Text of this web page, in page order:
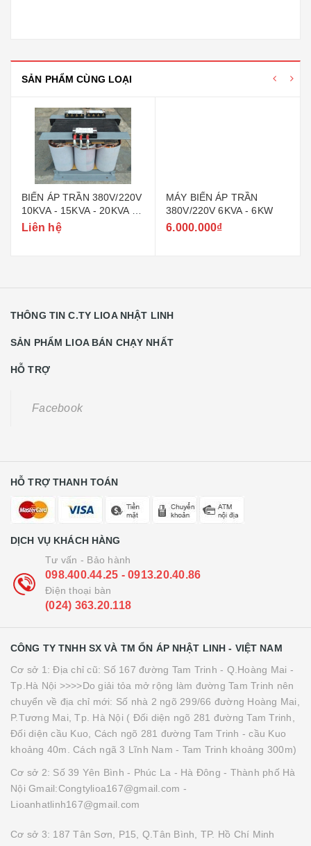
SẢN PHẨM CÙNG LOẠI
BIẾN ÁP TRẦN 380V/220V
10KVA - 15KVA - 20KVA -
30KVA - 40KVA - 50KVA -
Liên hệ
MÁY BIẾN ÁP TRẦN
380V/220V 6KVA - 6KW
6.000.000₫
THÔNG TIN C.TY LIOA NHẬT LINH
SẢN PHẨM LIOA BÁN CHẠY NHẤT
HỖ TRỢ
Facebook
HỖ TRỢ THANH TOÁN
DỊCH VỤ KHÁCH HÀNG
Tư vấn - Bảo hành
098.400.44.25 - 0913.20.40.86
Điện thoại bàn
(024) 363.20.118
CÔNG TY TNHH SX VÀ TM ỔN ÁP NHẬT LINH - VIỆT NAM
Cơ sở 1: Địa chỉ cũ: Số 167 đường Tam Trinh - Q.Hoàng Mai -
Tp.Hà Nội >>>>Do giải tỏa mở rộng làm đường Tam Trinh nên
chuyển về địa chỉ mới: Số nhà 2 ngõ 299/66 đường Hoàng Mai,
P.Tương Mai, Tp. Hà Nội ( Đối diện ngõ 281 đường Tam Trinh,
Đối diện cầu Kuo, Cách ngõ 281 đường Tam Trinh - cầu Kuo
khoảng 40m. Cách ngã 3 Lĩnh Nam - Tam Trinh khoảng 300m)
Cơ sở 2: Số 39 Yên Bình - Phúc La - Hà Đông - Thành phố Hà
Nội Gmail:Congtylioa167@gmail.com -
Lioanhatlinh167@gmail.com
Cơ sở 3: 187 Tân Sơn, P15, Q.Tân Bình, TP. Hồ Chí Minh